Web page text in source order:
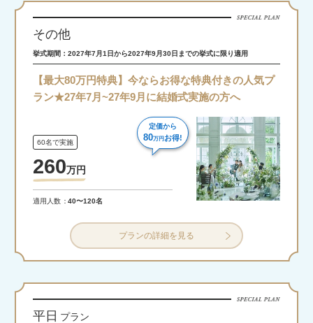
その他
挙式期間：2027年7月1日から2027年9月30日までの挙式に限り適用
【最大80万円特典】今ならお得な特典付きの人気プ
ラン★27年7月~27年9月に結婚式実施の方へ
60名で実施
260万円
定価から
80万円お得!
適用人数 40〜120名
プランの詳細を見る
平日 プラン